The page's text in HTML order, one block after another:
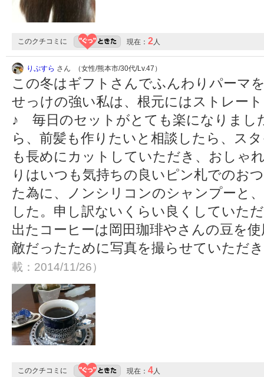
このクチコミに 現在： 2人
りぷすら さん （女性/熊本市/30代/Lv.47）
この冬はギフトさんでふんわりパー
せっけの強い私は、根元にはストレー
♪ 毎日のセットがとても楽になりまし
ら、前髪も作りたいと相談したら、ス
も長めにカットしていただき、おしゃ
りはいつも気持ちの良いピン札でのお
た為に、ノンシリコンのシャンプーと
した。申し訳ないくらい良くしていた
出たコーヒーは岡田珈琲やさんの豆を
敵だったために写真を撮らせていただ
載：2014/11/26）
このクチコミに 現在： 4人